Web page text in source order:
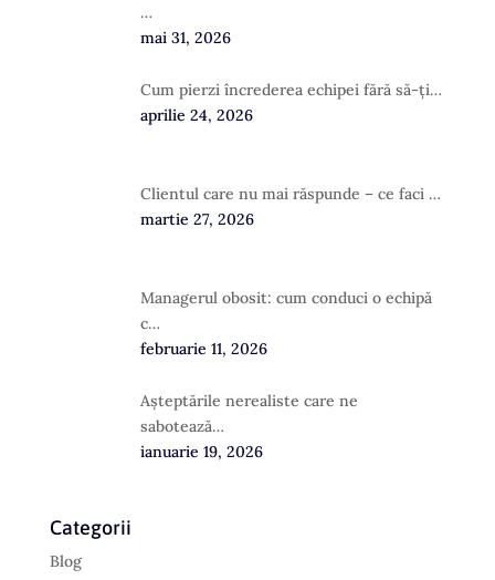
…
mai 31, 2026
Cum pierzi încrederea echipei fără să-ți…
aprilie 24, 2026
Clientul care nu mai răspunde – ce faci …
martie 27, 2026
Managerul obosit: cum conduci o echipă
c…
februarie 11, 2026
Așteptările nerealiste care ne
sabotează…
ianuarie 19, 2026
Categorii
Blog